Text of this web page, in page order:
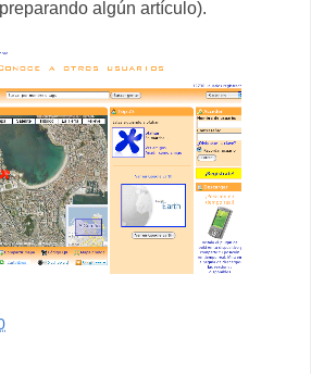
algún artículo).